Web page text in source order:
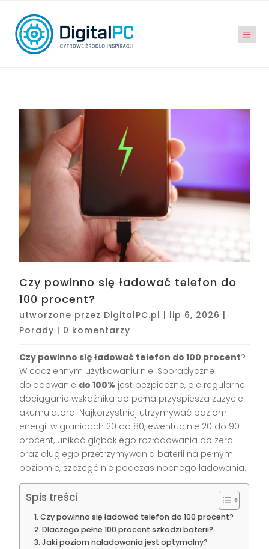
Czy powinno się ładować telefon do
100 procent?
utworzone przez DigitalPC.pl | lip 6, 2026 |
Porady | 0 komentarzy
Czy powinno się ładować telefon do 100 procent?
W codziennym użytkowaniu nie. Sporadyczne
doladowanie do 100% jest bezpieczne, ale regularne
dociąganie wskaźnika do pełna przyspiesza zużycie
akumulatora. Najkorzystniej utrzymywać poziom
energii w granicach 20 do 80, ewentualnie 20 do 90
procent, unikać głębokiego rozładowania do zera
oraz długiego przetrzymywania baterii na pełnym
poziomie, szczególnie podczas nocnego ładowania.
Spis treści
Czy powinno się ładować telefon do 100 procent?
Dlaczego pełne 100 procent szkodzi baterii?
Jaki poziom naładowania jest optymalny?